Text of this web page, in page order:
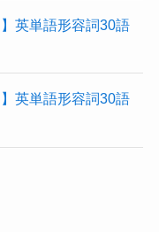
英単語形容詞30語
英単語形容詞30語